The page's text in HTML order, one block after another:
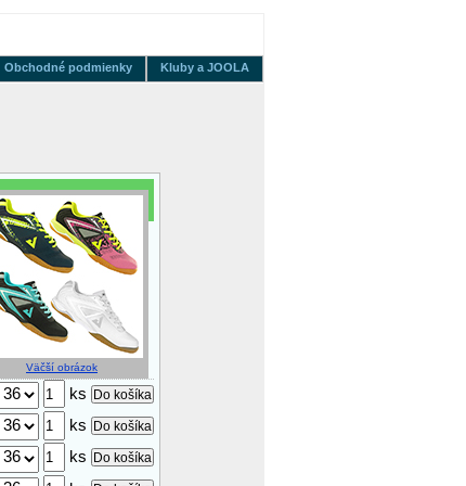
Kluby a JOOLA
Obchodné podmienky
Väčší obrázok
ks
ks
ks